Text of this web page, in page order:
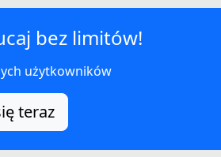
bez limitów!
użytkowników
teraz